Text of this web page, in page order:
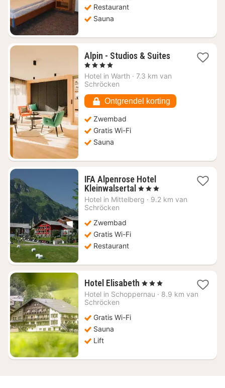
Restaurant
Sauna
Alpin - Studios & Suites1
vanaf
, 4 Sterren
Hotel in Warth · 7.3 km van
Schröcken
Ontgrendel korting
Zwembad
Gratis Wi-Fi
Sauna
IFA Alpenrose Hotel
Kleinwalsertal 1
nacht
vanaf
, 3 Sterren
Hotel in Mittelberg · 9.2 km van
Schröcken
Zwembad
Gratis Wi-Fi
Restaurant
Hotel Elisabeth 1
nacht
, 3 Sterren
Hotel in Schoppernau · 8.9 km van
Schröcken
Gratis Wi-Fi
Sauna
Lift